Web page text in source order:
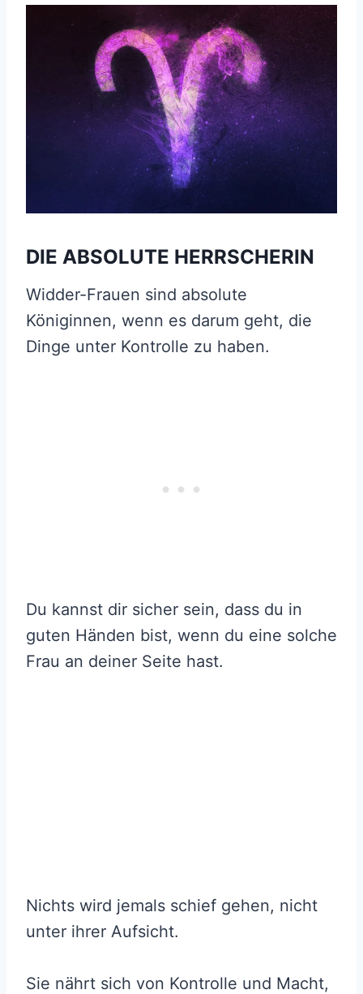
DIE ABSOLUTE HERRSCHERIN
Widder-Frauen sind absolute
Königinnen, wenn es darum geht, die
Dinge unter Kontrolle zu haben.
Du kannst dir sicher sein, dass du in
guten Händen bist, wenn du eine solche
Frau an deiner Seite hast.
Nichts wird jemals schief gehen, nicht
unter ihrer Aufsicht.
Sie nährt sich von Kontrolle und Macht,